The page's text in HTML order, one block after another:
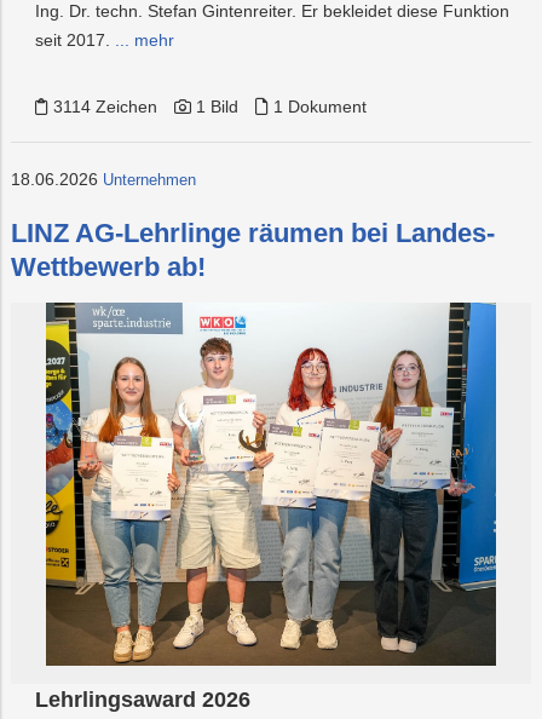
Ing. Dr. techn. Stefan Gintenreiter. Er bekleidet diese Funktion
seit 2017.
... mehr
3114 Zeichen 1 Bild 1 Dokument
18.06.2026 Unternehmen
LINZ AG-Lehrlinge räumen bei Landes-
Wettbewerb ab!
Lehrlingsaward 2026